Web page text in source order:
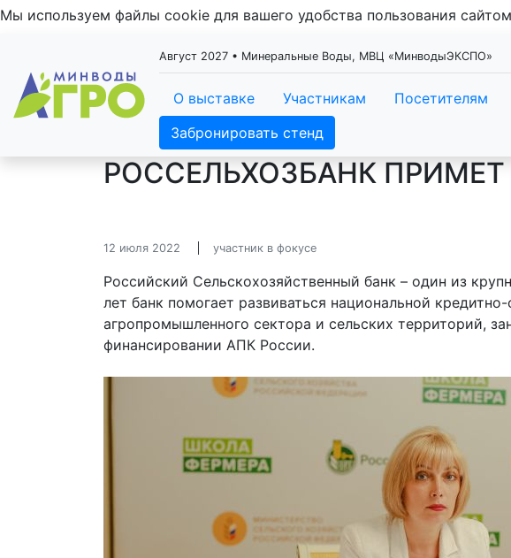
Мы используем файлы cookie для вашего удобства пользования
Август 2027 • Минеральные Воды, МВЦ «МинводыЭКСПО»
О выставке Участникам Посетителям
Забронировать стенд
РОССЕЛЬХОЗБАНК
12 июля 2022 участник в фокусе
Российский Сельскохозяйственный банк – один из
лет банк помогает развиваться национальной
агропромышленного сектора и сельских территорий,
финансировании АПК России.